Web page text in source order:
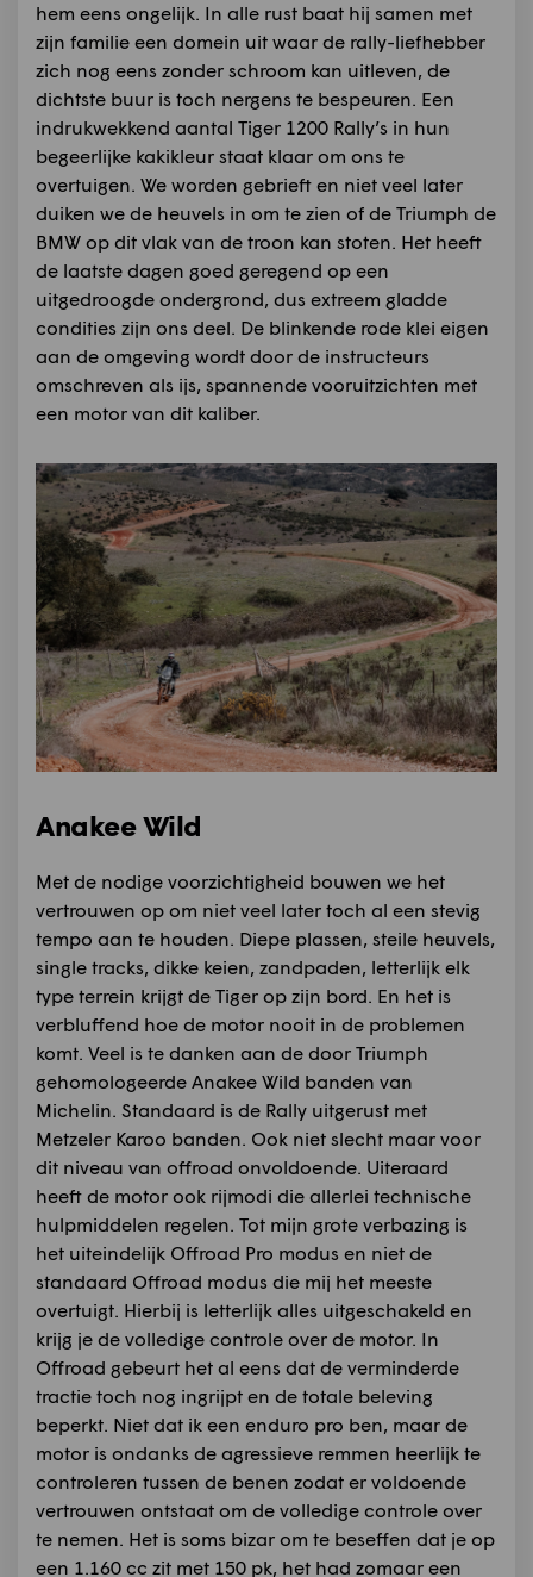
hem eens ongelijk. In alle rust baat hij samen met
zijn familie een domein uit waar de rally-liefhebber
zich nog eens zonder schroom kan uitleven, de
dichtste buur is toch nergens te bespeuren. Een
indrukwekkend aantal Tiger 1200 Rally’s in hun
begeerlijke kakikleur staat klaar om ons te
overtuigen. We worden gebrieft en niet veel later
duiken we de heuvels in om te zien of de Triumph de
BMW op dit vlak van de troon kan stoten. Het heeft
de laatste dagen goed geregend op een
uitgedroogde ondergrond, dus extreem gladde
condities zijn ons deel. De blinkende rode klei eigen
aan de omgeving wordt door de instructeurs
omschreven als ijs, spannende vooruitzichten met
een motor van dit kaliber.
Anakee Wild
Met de nodige voorzichtigheid bouwen we het
vertrouwen op om niet veel later toch al een stevig
tempo aan te houden. Diepe plassen, steile heuvels,
single tracks, dikke keien, zandpaden, letterlijk elk
type terrein krijgt de Tiger op zijn bord. En het is
verbluffend hoe de motor nooit in de problemen
komt. Veel is te danken aan de door Triumph
gehomologeerde Anakee Wild banden van
Michelin. Standaard is de Rally uitgerust met
Metzeler Karoo banden. Ook niet slecht maar voor
dit niveau van offroad onvoldoende. Uiteraard
heeft de motor ook rijmodi die allerlei technische
hulpmiddelen regelen. Tot mijn grote verbazing is
het uiteindelijk Offroad Pro modus en niet de
standaard Offroad modus die mij het meeste
overtuigt. Hierbij is letterlijk alles uitgeschakeld en
krijg je de volledige controle over de motor. In
Offroad gebeurt het al eens dat de verminderde
tractie toch nog ingrijpt en de totale beleving
beperkt. Niet dat ik een enduro pro ben, maar de
motor is ondanks de agressieve remmen heerlijk te
controleren tussen de benen zodat er voldoende
vertrouwen ontstaat om de volledige controle over
te nemen. Het is soms bizar om te beseffen dat je op
een 1.160 cc zit met 150 pk, het had zomaar een